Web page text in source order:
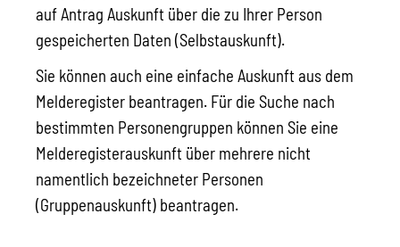
auf Antrag Auskunft über die zu Ihrer Person
gespeicherten Daten (Selbstauskunft).
Sie können auch eine einfache Auskunft aus dem
Melderegister beantragen. Für die Suche nach
bestimmten Personengruppen können Sie eine
Melderegisterauskunft über mehrere nicht
namentlich bezeichneter Personen
(Gruppenauskunft) beantragen.